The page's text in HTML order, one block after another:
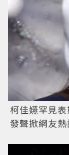
柯佳嬿罕見
發聲掀網友熱